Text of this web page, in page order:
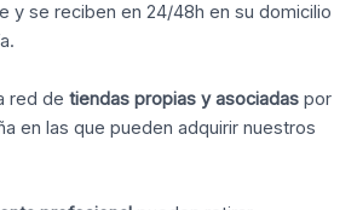
y se reciben en 24/48h en su domicilio
red de tiendas propias y asociadas por
en las que pueden adquirir nuestros